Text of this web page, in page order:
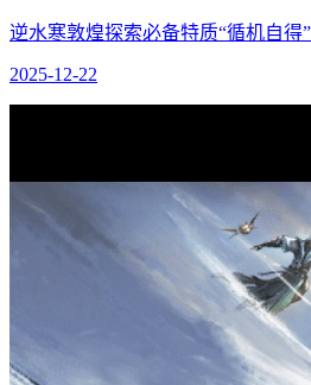
逆水寒敦煌探索必备特质“循机自
2025-12-22